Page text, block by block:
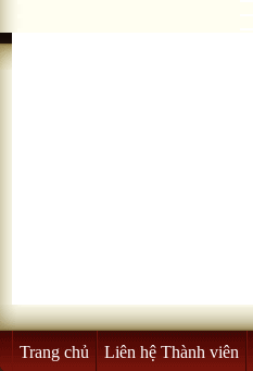
Trang chủ Liên hệ Thành viên